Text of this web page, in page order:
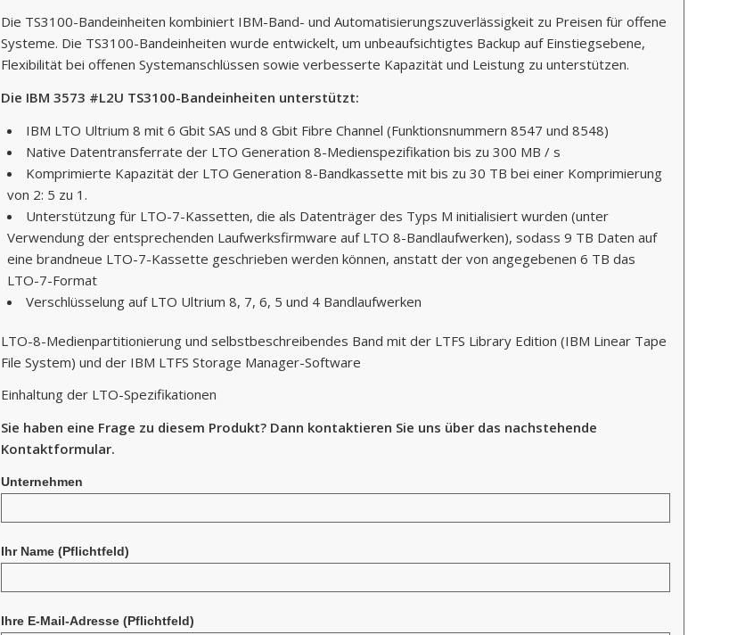
Die TS3100-Bandeinheiten kombiniert IBM-Band- und Automatisierungszuverlässigkeit zu Preisen für offene
Systeme. Die TS3100-Bandeinheiten wurde entwickelt, um unbeaufsichtigtes Backup auf Einstiegsebene,
Flexibilität bei offenen Systemanschlüssen sowie verbesserte Kapazität und Leistung zu unterstützen.
Die IBM 3573 #L2U TS3100-Bandeinheiten unterstützt:
IBM LTO Ultrium 8 mit 6 Gbit SAS und 8 Gbit Fibre Channel (Funktionsnummern 8547 und 8548)
Native Datentransferrate der LTO Generation 8-Medienspezifikation bis zu 300 MB / s
Komprimierte Kapazität der LTO Generation 8-Bandkassette mit bis zu 30 TB bei einer Komprimierung
von 2: 5 zu 1.
Unterstützung für LTO-7-Kassetten, die als Datenträger des Typs M initialisiert wurden (unter
Verwendung der entsprechenden Laufwerksfirmware auf LTO 8-Bandlaufwerken), sodass 9 TB Daten auf
eine brandneue LTO-7-Kassette geschrieben werden können, anstatt der von angegebenen 6 TB das
LTO-7-Format
Verschlüsselung auf LTO Ultrium 8, 7, 6, 5 und 4 Bandlaufwerken
LTO-8-Medienpartitionierung und selbstbeschreibendes Band mit der LTFS Library Edition (IBM Linear Tape
File System) und der IBM LTFS Storage Manager-Software
Einhaltung der LTO-Spezifikationen
Sie haben eine Frage zu diesem Produkt? Dann kontaktieren Sie uns über das nachstehende
Kontaktformular.
Unternehmen
Ihr Name (Pflichtfeld)
Ihre E-Mail-Adresse (Pflichtfeld)